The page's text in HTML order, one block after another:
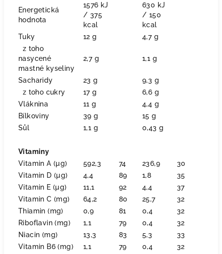
Energetická
hodnota
1576 kJ
/ 375
kcal
630 kJ
/ 150
kcal
Tuky
12 g
4,7 g
z toho
nasycené
mastné kyseliny
2,7 g 1,1 g
Sacharidy 23 g
9,3 g
z toho cukry
17 g
6,6 g
Vláknina
11 g
4,4 g
Bílkoviny
39 g
15 g
Sůl
1,1 g 0,43 g
Vitaminy
Vitamin A (µg)
592,3 74 236,9
30
Vitamin D (µg)
4,4 89 1,8
35
Vitamin E (µg)
11,1 92 4,4
37
Vitamin C (mg)
64,2 80 25,7
32
Thiamin (mg)
0,9 81 0,4
32
Riboflavin (mg)
1,1 79 0,4
32
Niacin (mg)
13,3 83 5,3
33
Vitamin B6 (mg)
1,1 79 0,4
32